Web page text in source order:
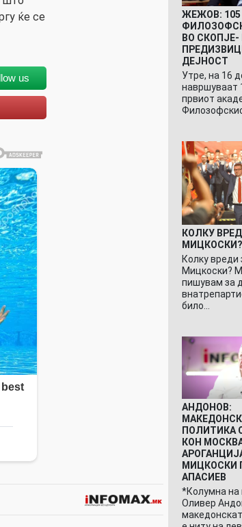
ќе се
us
ЖЕЖОВ: 105
ВО
ДЕЈНОСТ
Утре, на 16
навршуваат
првиот
КОЛКУ
МИЦКОСКИ?
Колку вреди
Мицкоски?
пишувам за
било…
АНДОНОВ:
ПОЛИТИКА
КОН
МИЦКОСКИ
АПАСИЕВ
*Колумна на
Оливер